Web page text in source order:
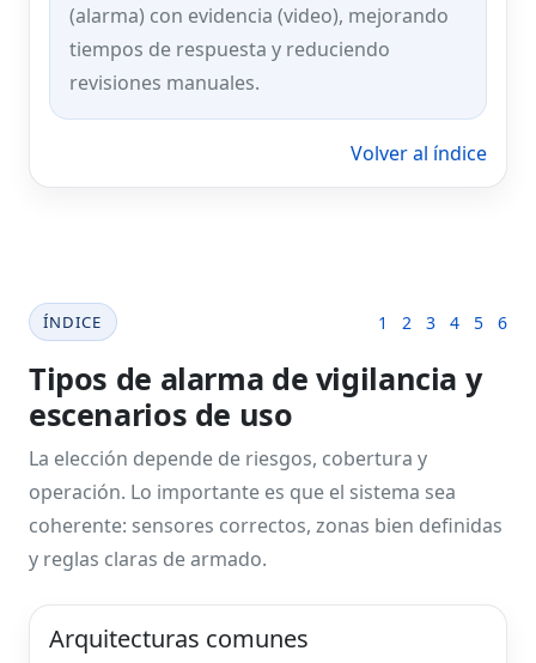
(alarma) con evidencia (video), mejorando
tiempos de respuesta y reduciendo
revisiones manuales.
Volver al índice
ÍNDICE 1 2 3 4 5 6
Tipos de alarma de vigilancia y
escenarios de uso
La elección depende de riesgos, cobertura y
operación. Lo importante es que el sistema sea
coherente: sensores correctos, zonas bien definidas
y reglas claras de armado.
Arquitecturas comunes